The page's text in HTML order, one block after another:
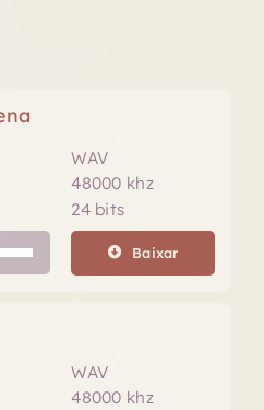
WAV
48000 khz
24 bits
Baixar
WAV
48000 khz